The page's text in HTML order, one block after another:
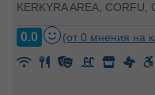
KERKYRA AREA, CORFU,
0.0 (от 0 мнения на